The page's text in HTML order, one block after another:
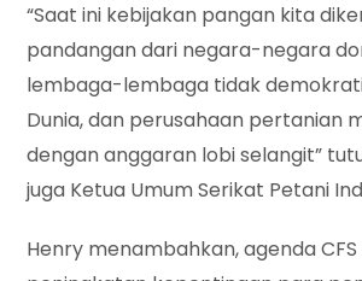
“Saat ini kebijakan pangan kita
pandangan dari negara-negara
lembaga-lembaga tidak
Dunia, dan perusahaan pertanian
dengan anggaran lobi selangit”
juga Ketua Umum Serikat Petani
Henry menambahkan, agenda